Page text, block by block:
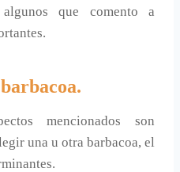
que comento a
mencionados son
una u otra barbacoa, el